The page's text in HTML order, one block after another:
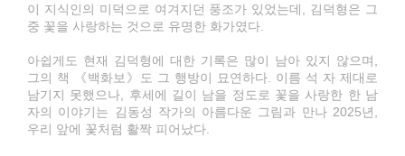
이 지식인의 미덕으로 여겨지던 풍조가 있었는데, 김덕형은 그
중 꽃을 사랑하는 것으로 유명한 화가였다.
아쉽게도 현재 김덕형에 대한 기록은 많이 남아 있지 않으며,
그의 책 《백화보》도 그 행방이 묘연하다. 이름 석 자 제대로
남기지 못했으나, 후세에 길이 남을 정도로 꽃을 사랑한 한 남
자의 이야기는 김동성 작가의 아름다운 그림과 만나 2025년,
우리 앞에 꽃처럼 활짝 피어났다.